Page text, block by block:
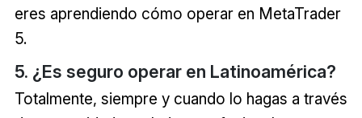
eres aprendiendo cómo operar en MetaTrader
5.
5. ¿Es seguro operar en Latinoamérica?
Totalmente, siempre y cuando lo hagas a través